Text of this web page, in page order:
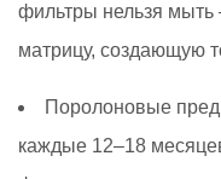
фильтры нельзя
матрицу, создающую
Поролоновые
каждые 12–18